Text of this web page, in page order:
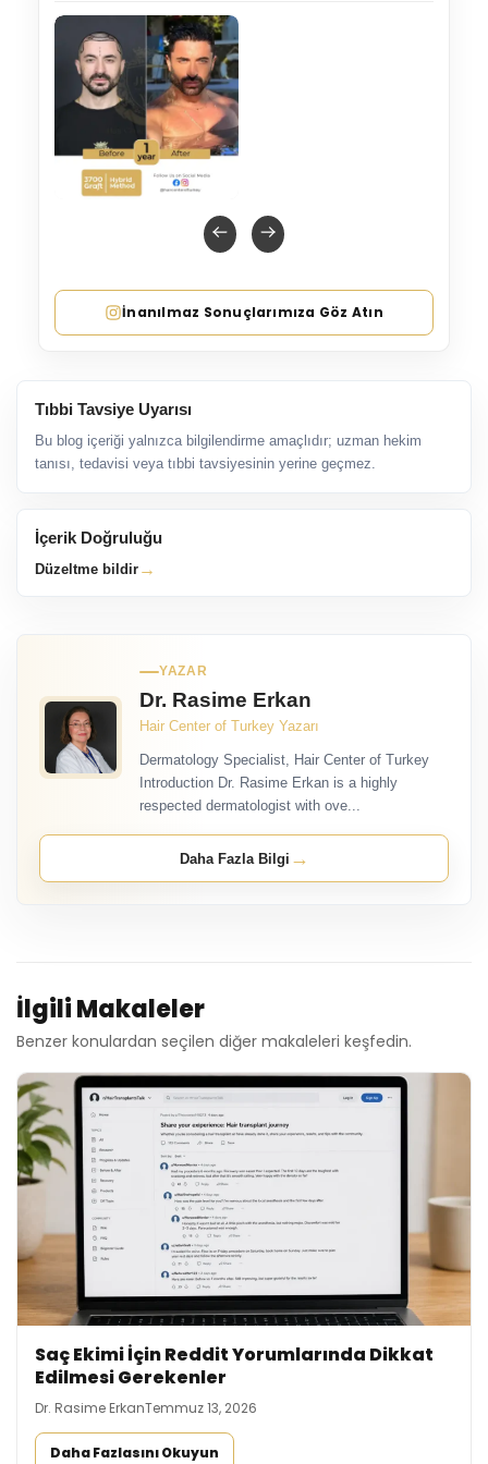
İnanılmaz Sonuçlarımıza Göz Atın
Tıbbi Tavsiye Uyarısı
Bu blog içeriği yalnızca bilgilendirme amaçlıdır; uzman hekim
tanısı, tedavisi veya tıbbi tavsiyesinin yerine geçmez.
İçerik Doğruluğu
Düzeltme bildir →
YAZAR
Dr. Rasime Erkan
Hair Center of Turkey Yazarı
Dermatology Specialist, Hair Center of Turkey
Introduction Dr. Rasime Erkan is a highly
respected dermatologist with ove...
Daha Fazla Bilgi →
İlgili Makaleler
Benzer konulardan seçilen diğer makaleleri keşfedin.
Saç Ekimi İçin Reddit Yorumlarında Dikkat
Edilmesi Gerekenler
Dr. Rasime ErkanTemmuz 13, 2026
Daha Fazlasını Okuyun